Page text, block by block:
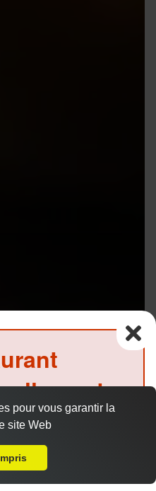
Compte
midi
possible)
pour vous garantir la
site Web